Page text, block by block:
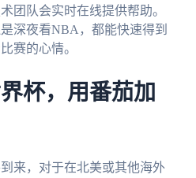
团队会实时在线提供帮助。
深夜看NBA，都能快速得到
赛的心情。
杯，用番茄加
来，对于在北美或其他海外